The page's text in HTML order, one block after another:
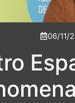
06/11/